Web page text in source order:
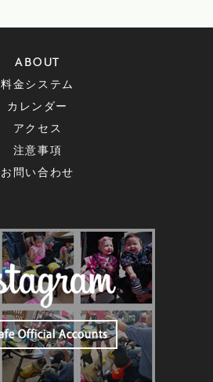
ABOUT
料金システム
カレンダー
アクセス
注意事項
お問い合わせ